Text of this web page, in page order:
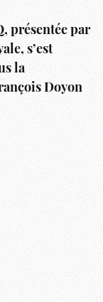
présentée par
s’est
la
Doyon